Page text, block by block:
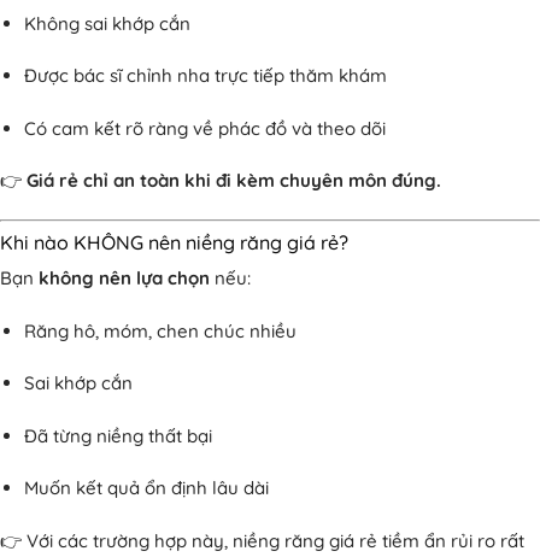
Không sai khớp cắn
Được bác sĩ chỉnh nha trực tiếp thăm khám
Có cam kết rõ ràng về phác đồ và theo dõi
👉 Giá rẻ chỉ an toàn khi đi kèm chuyên môn đúng.
Khi nào KHÔNG nên niềng răng giá rẻ?
Bạn không nên lựa chọn nếu:
Răng hô, móm, chen chúc nhiều
Sai khớp cắn
Đã từng niềng thất bại
Muốn kết quả ổn định lâu dài
👉 Với các trường hợp này, niềng răng giá rẻ tiềm ẩn rủi ro rất